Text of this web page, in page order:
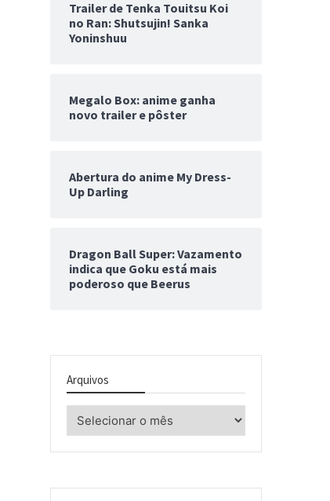
Trailer de Tenka Touitsu Koi
no Ran: Shutsujin! Sanka
Yoninshuu
Megalo Box: anime ganha
novo trailer e pôster
Abertura do anime My Dress-
Up Darling
Dragon Ball Super: Vazamento
indica que Goku está mais
poderoso que Beerus
Arquivos
Arquivos